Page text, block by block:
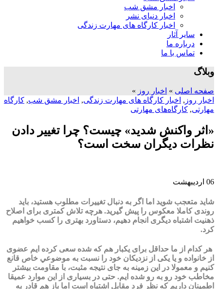
اخبار مشق شب
اخبار دنیای نشر
اخبار کارگاه های مهارت زندگی
سایر آثار
درباره ما
تماس با ما
وبلاگ
صفحه اصلی » اخبار روز »
اخبار روز , اخبار کارگاه های مهارت زندگی, اخبار مشق شب, کارگاه
مهارتی, کارگاه‌های مهارتی
«اثر واكنش شديد» چیست؟ چرا تغییر دادن
نظرات دیگران سخت است؟
06 اردیبهشت
شايد متعجب شويد اما اگر به دنبال تغييرات مطلوب هستيد، بايد
روندی كاملا معكوس را پيش گيريد. هرچه تلاش كمتری برای اصلاح
ذهنيت اشتباه ديگری انجام دهيم، دستاورد بهتری را كسب خواهيم
كرد.
هر کدام از ما حداقل برای يكبار هم كه شده سعی كرده ايم عضوی
از خانواده و يا يكی از نزدیکان خود را نسبت به موضوعي خاص قانع
كنيم و معمولا در اين زمينه به جای نتيجه مثبت، با مقاومت بيشتر
مخاطب خود رو به رو شده ايم. حتی در بسياری از اين موارد عميقا
اطمينان داریم كه نظر فرد مقابل اشتباه است اما باز هم قادر به